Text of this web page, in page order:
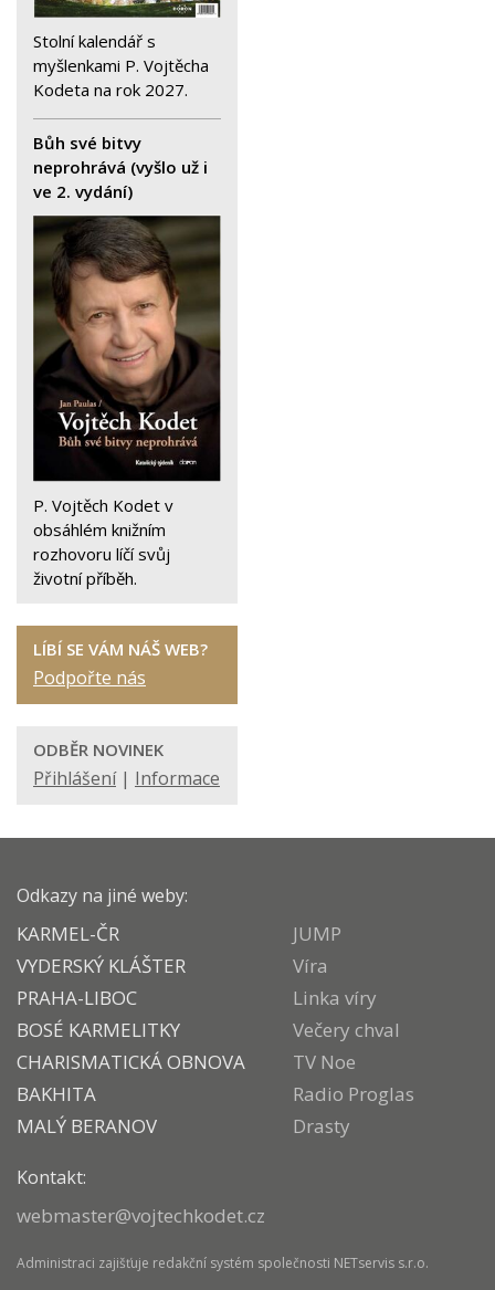
Stolní kalendář s
myšlenkami P. Vojtěcha
Kodeta na rok 2027.
Bůh své bitvy
neprohrává (vyšlo už i
ve 2. vydání)
P. Vojtěch Kodet v
obsáhlém knižním
rozhovoru líčí svůj
životní příběh.
LÍBÍ SE VÁM NÁŠ WEB?
Podpořte nás
ODBĚR NOVINEK
Přihlášení| Informace
Odkazy na jiné weby:
KARMEL-ČR
VYDERSKÝ KLÁŠTER
PRAHA-LIBOC
BOSÉ KARMELITKY
CHARISMATICKÁ OBNOVA
BAKHITA
MALÝ BERANOV
JUMP
Víra
Linka víry
Večery chval
TV Noe
Radio Proglas
Drasty
Kontakt:
webmaster@vojtechkodet.cz
Administraci zajišťuje redakční systém společnosti NETservis s.r.o.